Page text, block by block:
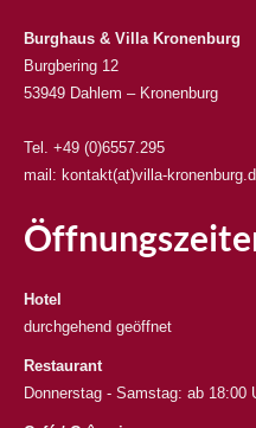
Burghaus & Villa Kronenburg
Burgbering 12
53949 Dahlem – Kronenburg
Tel. +49 (0)6557.295
mail: kontakt(at)villa-
Hotel
durchgehend geöffnet
Restaurant
Donnerstag - Samstag: ab 18:00